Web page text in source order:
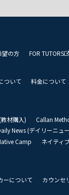
望の方 FOR TUTORS
ついて 料金について
材購入)
Callan
News (デイリーニュ
Camp ネイティ
ーについて
カウンセ